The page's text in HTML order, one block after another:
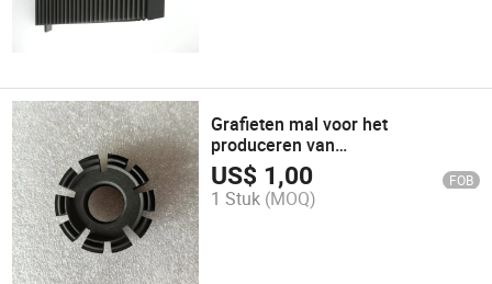
Grafieten mal voor het
produceren van
diamantboorkroon
waterloopprofielen
US$ 1,00 FOB
1 Stuk (MOQ)